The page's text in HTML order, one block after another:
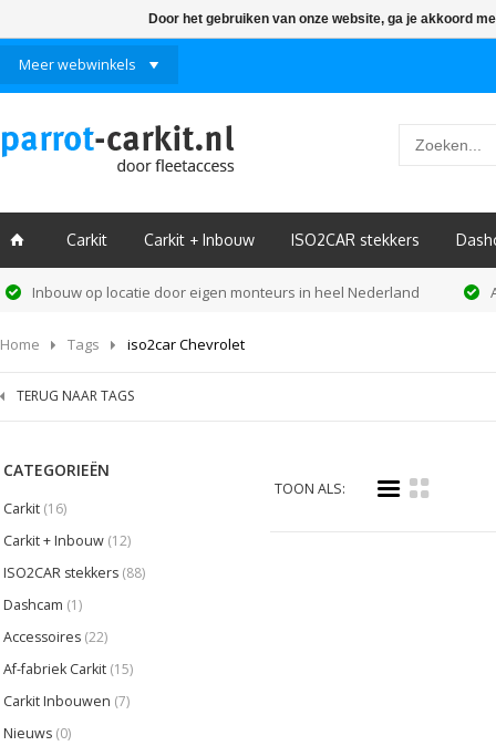
Meer webwinkels
ï Carkit Carkit + Inbouw ISO2CAR stekkers
Inbouw op locatie door eigen monteurs in heel Nederland
Home Tags iso2car Chevrolet
TERUG NAAR TAGS
CATEGORIEËN
Carkit (16)
Carkit + Inbouw (12)
ISO2CAR stekkers (88)
Dashcam (1)
Accessoires (22)
Af-fabriek Carkit (15)
Carkit Inbouwen (7)
Nieuws (0)
TOON ALS: i k
Door het gebruiken van onze website, ga je akkoord